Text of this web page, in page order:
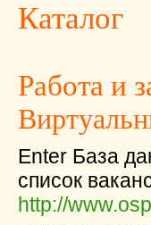
Каталог
Работа и
Enter База
список
http://